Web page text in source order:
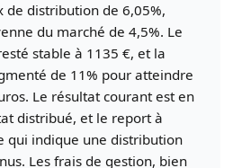
de distribution de 6,05%,
du marché de 4,5%. Le
stable à 1135 €, et la
de 11% pour atteindre
Le résultat courant est en
distribué, et le report à
qui indique une distribution
Les frais de gestion, bien